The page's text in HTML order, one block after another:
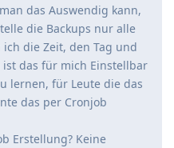
das Auswendig kann,
die Backups nur alle
die Zeit, den Tag und
ist das für mich Einstellbar
lernen, für Leute die das
das per Cronjob
Erstellung? Keine